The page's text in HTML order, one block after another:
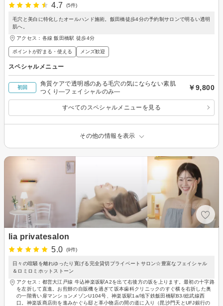
4.7
(5件)
毛穴と美白に特化したオールハンド施術。飯田橋徒歩4分の予約制サロンで明るい透明
肌へ。
アクセス：各線 飯田橋駅 徒歩4分
ポイントが貯まる・使える メンズ歓迎
スペシャルメニュー
初回
角質ケアで透明感のある毛穴の気にならない素肌
つくり―フェイシャルのみ―
￥9,800
すべてのスペシャルメニューを見る
その他の情報を表示
lia privatesalon
5.0
(9件)
日々の喧騒を離れゆったり寛げる完全貸切プライベートサロン☆豊富なフェイシャル
＆ロミロミホットストーン
アクセス：都営大江戸線 牛込神楽坂駅A2を出て右後方の坂を上ります。最初の十字路
を左折して直進。お煎餅の自販機を過ぎて坂本歯科クリニックのすぐ横を右折した奥
の一階青い扉マンションメゾンU104号、神楽坂駅1a/地下鉄飯田橋駅B3/総武線西
口。神楽坂商店街を進みかぐら邸と革小物店の間の道に入り（毘沙門天とUFJ銀行の